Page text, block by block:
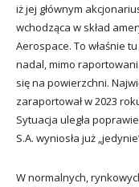
iż jej głównym
wchodząca w skład
Aerospace. To właśnie
nadal, mimo
się na powierzchni.
zaraportował w 2023
Sytuacja uległa
S.A. wyniosła już
W normalnych,